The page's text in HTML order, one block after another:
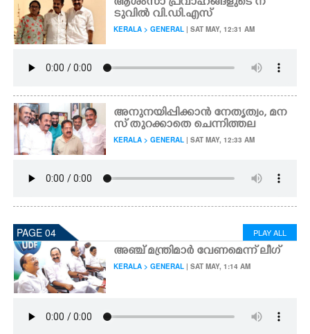
ആശംസാ പ്രവാഹങ്ങളുടെ ന
ടുവിൽ വി.ഡി.എസ്
KERALA > GENERAL | SAT MAY, 12:31 AM
അനുനയിപ്പിക്കാൻ നേതൃത്വം, മന
സ് തുറക്കാതെ ചെന്നിത്തല
KERALA > GENERAL | SAT MAY, 12:33 AM
PAGE 04 PLAY ALL
അഞ്ച് മന്ത്രിമാർ വേണമെന്ന് ലീഗ്
KERALA > GENERAL | SAT MAY, 1:14 AM